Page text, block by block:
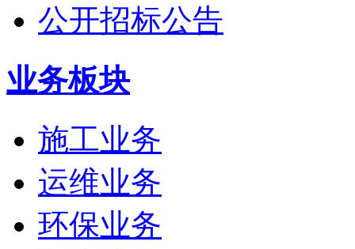
公开招标公告
业务板块
施工业务
运维业务
环保业务